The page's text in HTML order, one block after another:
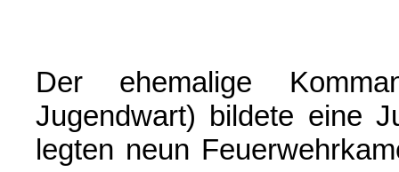
Der ehemalige
Jugendwart) bildete eine
legten neun